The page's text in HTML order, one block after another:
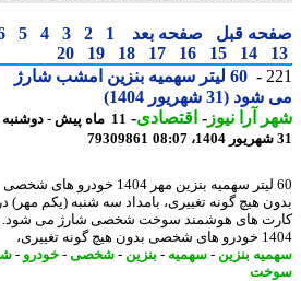
قبل صفحه بعد 1
2
3
4
5
6
7
14
15
16
17
18
19
20
60 لیتر سهمیه بنزین امشب شارژ
شهریور 1404)
آرا نیوز-اقتصادی-
11 ماه پیش - دوشنبه
79309861
60 لیتر سهمیه بنزین مهر 1404 خودرو های شخصی
هیچ گونه تغییری، بامداد سه شنبه (یکم مهر) در
گونه تغییری،
بنزین- سهمیه-بنزین- شخصی-خودرو-